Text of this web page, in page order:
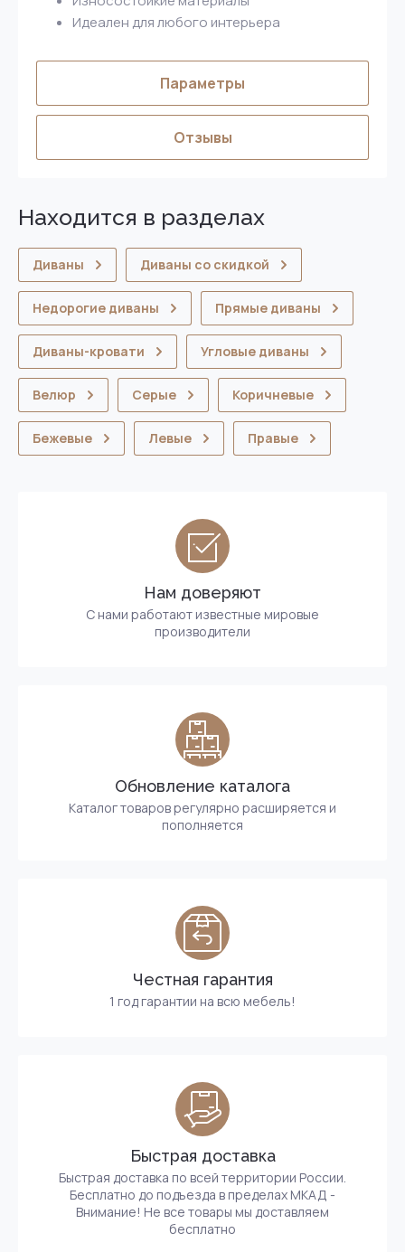
Идеален для любого интерьера
Параметры
Отзывы
Находится в разделах
Диваны Диваны со скидкой
Недорогие диваны Прямые диваны
Диваны-кровати Угловые диваны
Велюр Серые Коричневые
Бежевые Левые Правые
Нам доверяют
С нами работают известные мировые
производители
Обновление каталога
Каталог товаров регулярно расширяется и
пополняется
Честная гарантия
1 год гарантии на всю мебель!
Быстрая доставка
Быстрая доставка по всей территории России.
Бесплатно до подъезда в пределах МКАД -
Внимание! Не все товары мы доставляем
бесплатно